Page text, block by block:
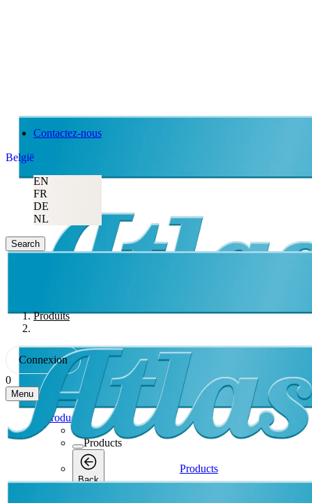
Contactez-nous
België
EN
FR
DE
NL
Search
Produits
Connexion
0
Menu
Products
Products
Back
Products